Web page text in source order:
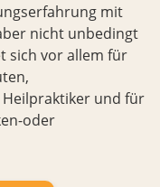
mit
nicht unbedingt
sich vor allem für
und für
oder